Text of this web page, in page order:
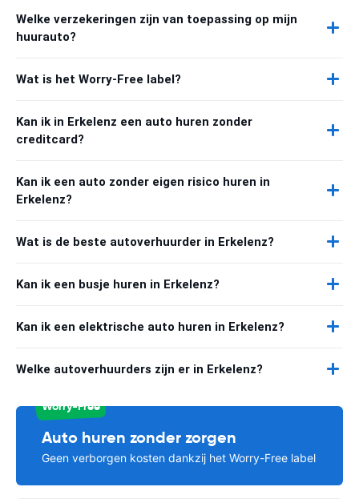
Welke verzekeringen zijn van toepassing op mijn
huurauto?
Wat is het Worry-Free label?
Kan ik in Erkelenz een auto huren zonder
creditcard?
Kan ik een auto zonder eigen risico huren in
Erkelenz?
Wat is de beste autoverhuurder in Erkelenz?
Kan ik een busje huren in Erkelenz?
Kan ik een elektrische auto huren in Erkelenz?
Welke autoverhuurders zijn er in Erkelenz?
Worry-Free
Auto huren zonder zorgen
Geen verborgen kosten dankzij het Worry-Free label